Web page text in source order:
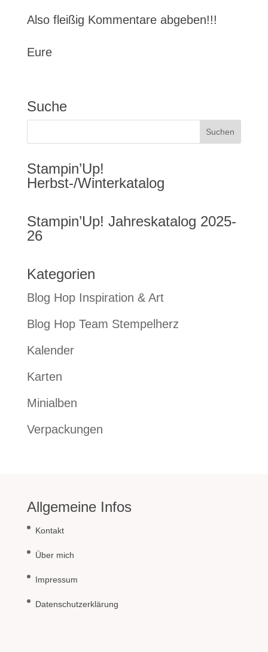
Also fleißig Kommentare abgeben!!!
Eure
Suche
Stampin’Up!
Herbst-/Winterkatalog
Stampin’Up! Jahreskatalog 2025-
26
Kategorien
Blog Hop Inspiration & Art
Blog Hop Team Stempelherz
Kalender
Karten
Minialben
Verpackungen
Allgemeine Infos
Kontakt
Über mich
Impressum
Datenschutzerklärung